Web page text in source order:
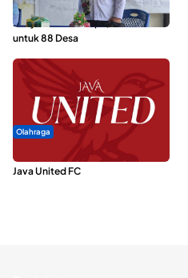
ABDESI Morotai Apresiasi
Penyaluran ADD Rp3,13 Miliar
untuk 88 Desa
Olahraga
Dari Malut United Berubah Jadi
Java United FC